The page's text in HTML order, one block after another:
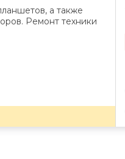
а также
Ремонт техники